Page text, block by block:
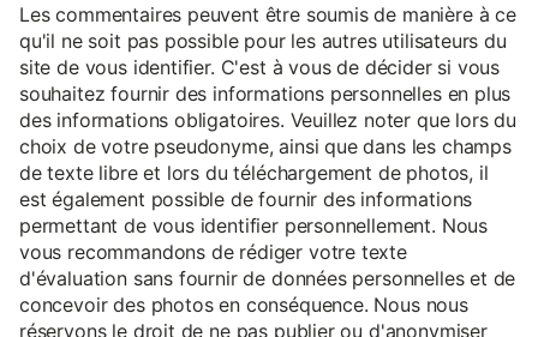
Les commentaires peuvent être soumis de manière à ce
qu'il ne soit pas possible pour les autres utilisateurs du
site de vous identifier. C'est à vous de décider si vous
souhaitez fournir des informations personnelles en plus
des informations obligatoires. Veuillez noter que lors du
choix de votre pseudonyme, ainsi que dans les champs
de texte libre et lors du téléchargement de photos, il
est également possible de fournir des informations
permettant de vous identifier personnellement. Nous
vous recommandons de rédiger votre texte
d'évaluation sans fournir de données personnelles et de
concevoir des photos en conséquence. Nous nous
réservons le droit de ne pas publier ou d'anonymiser